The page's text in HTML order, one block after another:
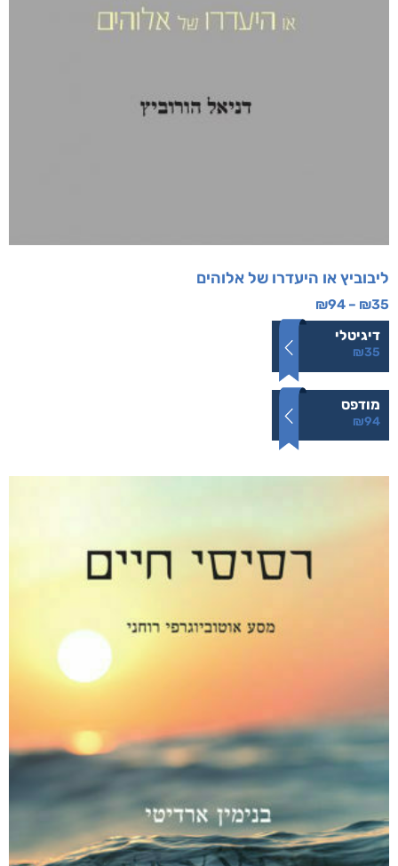
ליבוביץ או היעדרו של אלוהים
₪35
–
₪94
דיגיטלי
₪35
מודפס
₪94